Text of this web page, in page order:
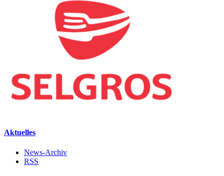
Aktuelles
News-Archiv
RSS